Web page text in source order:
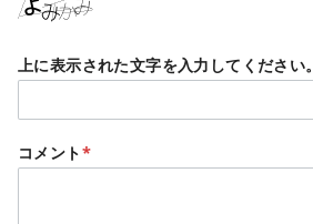
上に表示された文字を入力してください。
コメント*